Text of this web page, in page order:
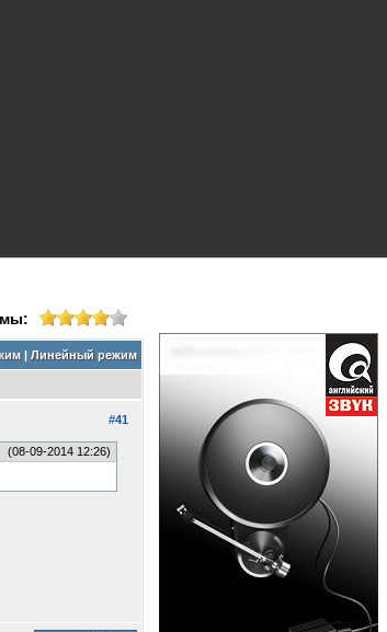
| Линейный режим
#41
(08-09-2014 12:26)